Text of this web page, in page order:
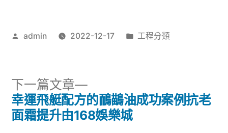
作
admin 2022-12-17
分
工程分類
文
下一篇文章
下
一
篇
幸運飛艇配方的鴯鶓油成功案例抗老
面霜提升由168娛樂城